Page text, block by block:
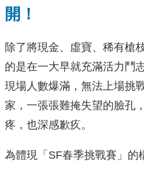
開！
除了將現金、虛寶、稀有槍
的是在一大早就充滿活力鬥
現場人數爆滿，無法上場挑
家，一張張難掩失望的臉孔
疼，也深感歉疚。
為體現「SF春季挑戰賽」的